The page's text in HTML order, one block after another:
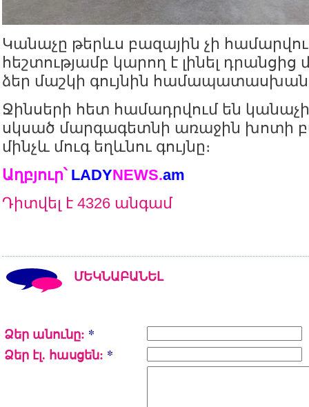
Կանաչը թերևս բազային չի
հեշտությամբ կարող է լինել դրանցից
ձեր մաշկի գույնին
Ջինսերի հետ համադրվում են
սկսած մարգագետնի առաջին խոտի
մինչև մուգ եղևնու գույնը։
Աղբյուր՝ LADYNEWS.am
Դիտվել է 4326 անգամ
ՄԵԿՆԱԲԱՆԵԼ
Ձեր անունը: *
Ձեր էլ. հասցեն: *